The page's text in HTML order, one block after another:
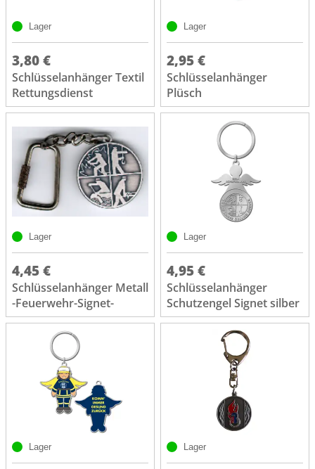
Lager
3,80 €
Schlüsselanhänger Textil
Rettungsdienst
Lager
2,95 €
Schlüsselanhänger
Plüsch
Lager
4,45 €
Schlüsselanhänger Metall
-Feuerwehr-Signet-
Lager
4,95 €
Schlüsselanhänger
Schutzengel Signet silber
Lager Lager